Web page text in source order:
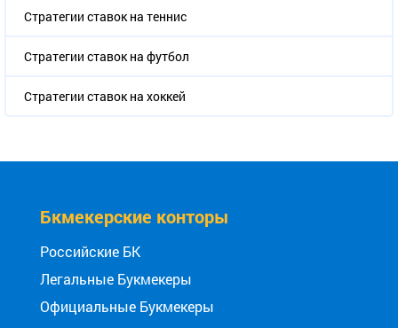
Стратегии ставок на теннис
Стратегии ставок на футбол
Стратегии ставок на хоккей
Бкмекерские конторы
Российские БК
Легальные Букмекеры
Официальные Букмекеры